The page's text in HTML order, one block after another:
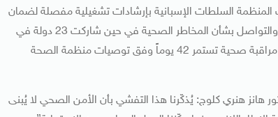
مدينة تينيريفي الإسبانية في 10 مايو، زودت المنظمة السلطات الإسبانية بإرشادات تشغيلية مفصلة لضمان
إنزال الركاب والطاقم بشكل آمن، بما يشمل إجراءات الوقاية والفحص والتواصل بشأن المخاطر الصحية في حين شاركت 23 دولة في
العملية الدولية، حتى عاد جميع الركاب إلى بلدانهم، مع إخضاعهم لفترة مراقبة صحية تستمر 42 يوماً وفق توصيات منظمة الصحة
هانز هنري كلوج: يُذكّرنا هذا التفشي بأن الأمن الصحي لا يُبنى